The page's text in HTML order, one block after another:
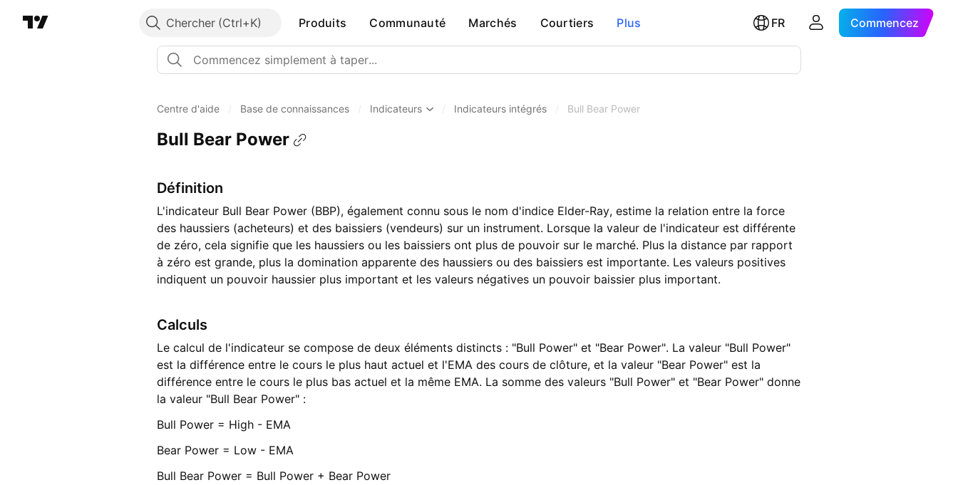
Chercher Produits Communauté Marchés Courtiers Plus FR Commencez
Centre d'aide Base de connaissances Indicateurs Indicateurs intégrés Bull Bear Power
Bull Bear Power
Définition
L'indicateur Bull Bear Power (BBP), également connu sous le nom d'indice Elder-Ray, estime la relation entre la force
des haussiers (acheteurs) et des baissiers (vendeurs) sur un instrument. Lorsque la valeur de l'indicateur est différente
de zéro, cela signifie que les haussiers ou les baissiers ont plus de pouvoir sur le marché. Plus la distance par rapport
à zéro est grande, plus la domination apparente des haussiers ou des baissiers est importante. Les valeurs positives
indiquent un pouvoir haussier plus important et les valeurs négatives un pouvoir baissier plus important.
Calculs
Le calcul de l'indicateur se compose de deux éléments distincts : "Bull Power" et "Bear Power". La valeur "Bull Power"
est la différence entre le cours le plus haut actuel et l'EMA des cours de clôture, et la valeur "Bear Power" est la
différence entre le cours le plus bas actuel et la même EMA. La somme des valeurs "Bull Power" et "Bear Power" donne
la valeur "Bull Bear Power" :
Bull Power = High - EMA
Bear Power = Low - EMA
Bull Bear Power = Bull Power + Bear Power